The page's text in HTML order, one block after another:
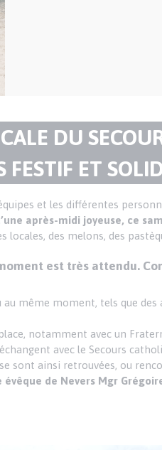
DU
FESTIF ET
et les différentes
après-midi joyeuse, ce
des melons, des
est très attendu.
même moment, tels que
notamment avec un
avec le Secours
sont ainsi retrouvées, ou
de Nevers Mgr